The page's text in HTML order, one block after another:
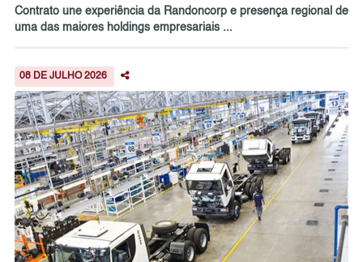
Contrato une experiência da Randoncorp e presença regional de
uma das maiores holdings empresariais ...
08 DE JULHO 2026